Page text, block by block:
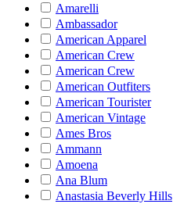
Amarelli
Ambassador
American Apparel
American Crew
American Crew
American Outfiters
American Tourister
American Vintage
Ames Bros
Ammann
Amoena
Ana Blum
Anastasia Beverly Hills